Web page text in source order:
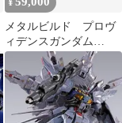
¥
メタルビルド プロヴ
ィデンスガンダム
CLIMAX BATTLE Ver.